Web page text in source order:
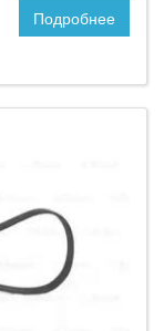
Подробнее